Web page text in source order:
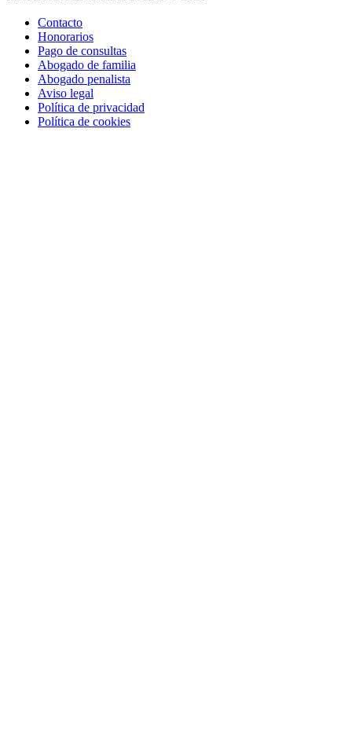
Contacto
Honorarios
Pago de consultas
Abogado de familia
Abogado penalista
Aviso legal
Política de privacidad
Política de cookies